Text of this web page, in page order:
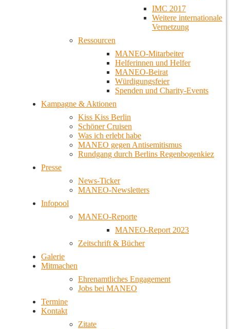
IMC 2017
Weitere internationale
Vernetzung
Ressourcen
MANEO-Mitarbeiter
Helferinnen und Helfer
MANEO-Beirat
Würdigungsfeier
Spenden und Charity-Events
Kampagne & Aktionen
Kiss Kiss Berlin
Schöner Cruisen
Was ich erlebt habe
MANEO gegen Antisemitismus
Rundgang durch Berlins Regenbogenkiez
Presse
News-Ticker
MANEO-Newsletters
Infopool
MANEO-Reporte
MANEO-Report 2023
Zeitschrift & Bücher
Galerie
Mitmachen
Ehrenamtliches Engagement
Jobs bei MANEO
Termine
Kontakt
Zitate